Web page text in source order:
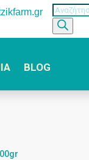
Products
search
BLOG